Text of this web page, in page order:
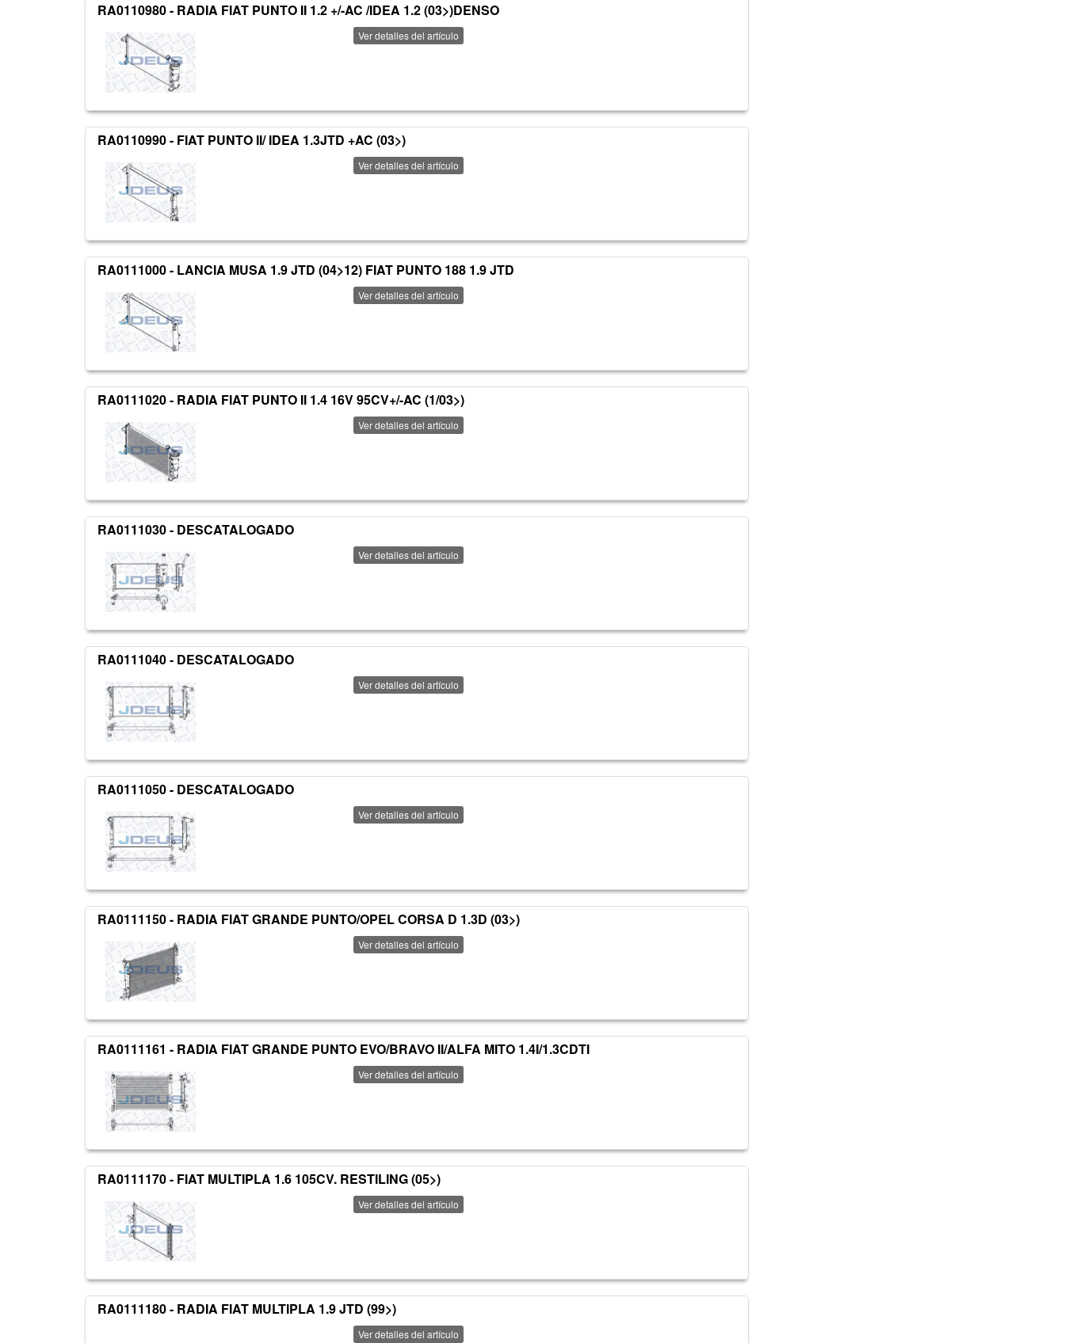
RA0110980 - RADIA FIAT PUNTO II 1.2 +/-AC /IDEA 1.2 (03>)DENSO
Ver detalles del artículo
RA0110990 - FIAT PUNTO II/ IDEA 1.3JTD +AC (03>)
Ver detalles del artículo
RA0111000 - LANCIA MUSA 1.9 JTD (04>12) FIAT PUNTO 188 1.9 JTD
Ver detalles del artículo
RA0111020 - RADIA FIAT PUNTO II 1.4 16V 95CV+/-AC (1/03>)
Ver detalles del artículo
RA0111030 - DESCATALOGADO
Ver detalles del artículo
RA0111040 - DESCATALOGADO
Ver detalles del artículo
RA0111050 - DESCATALOGADO
Ver detalles del artículo
RA0111150 - RADIA FIAT GRANDE PUNTO/OPEL CORSA D 1.3D (03>)
Ver detalles del artículo
RA0111161 - RADIA FIAT GRANDE PUNTO EVO/BRAVO II/ALFA MITO 1.4I/1.3CDTI
Ver detalles del artículo
RA0111170 - FIAT MULTIPLA 1.6 105CV. RESTILING (05>)
Ver detalles del artículo
RA0111180 - RADIA FIAT MULTIPLA 1.9 JTD (99>)
Ver detalles del artículo